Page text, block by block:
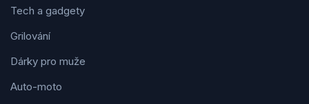
Tech a gadgety
Grilování
Dárky pro muže
Auto-moto